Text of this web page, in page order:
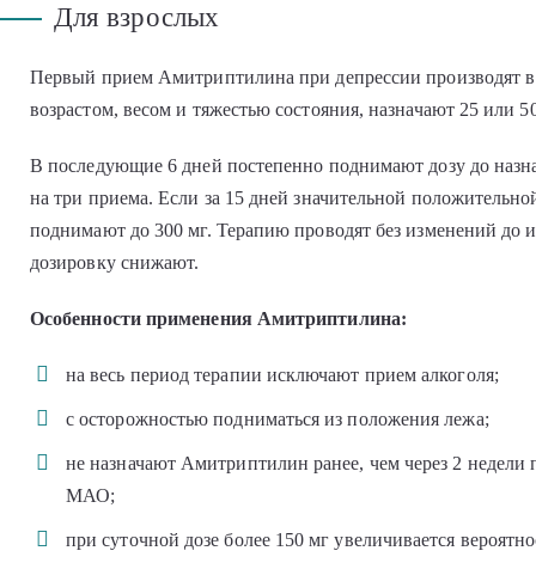
Для взрослых
Первый прием Амитриптилина при депрессии производят в
возрастом, весом и тяжестью состояния, назначают 25 или
В последующие 6 дней постепенно поднимают дозу до
на три приема. Если за 15 дней значительной
поднимают до 300 мг. Терапию проводят без изменений до
дозировку снижают.
Особенности применения Амитриптилина:
на весь период терапии исключают прием алкоголя;
с осторожностью подниматься из положения лежа;
не назначают Амитриптилин ранее, чем через 2
МАО;
при суточной дозе более 150 мг увеличивается